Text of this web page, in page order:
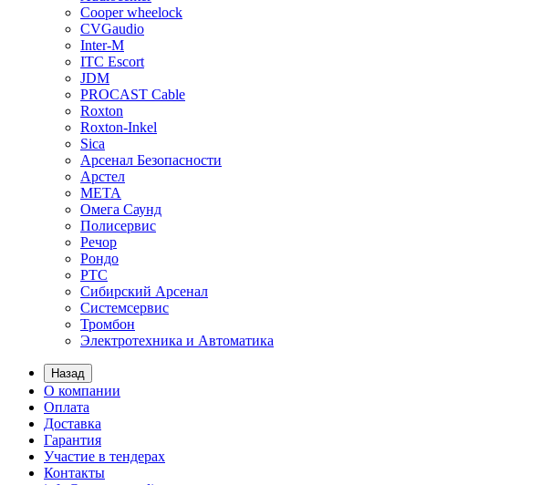
Cooper wheelock
CVGaudio
Inter-M
ITC Escort
JDM
PROCAST Cable
Roxton
Roxton-Inkel
Sica
Арсенал Безопасности
Арстел
МЕТА
Омега Саунд
Полисервис
Речор
Рондо
РТС
Сибирский Арсенал
Системсервис
Тромбон
Электротехника и Автоматика
Назад
О компании
Оплата
Доставка
Гарантия
Участие в тендерах
Контакты